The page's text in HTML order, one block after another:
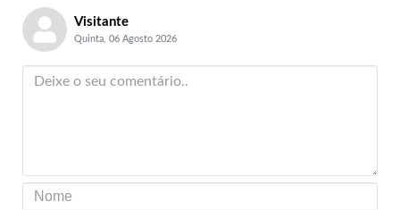
Visitante
Quinta, 06 Agosto 2026